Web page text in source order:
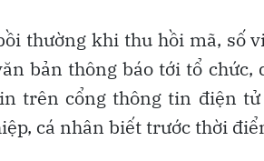
thường khi thu hồi mã, số
bản thông báo tới tổ
trên cổng thông tin điện
cá nhân biết trước thời